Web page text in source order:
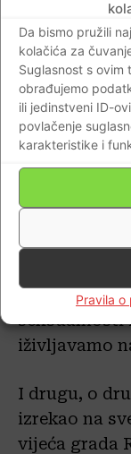
Da bismo pružili
kolačića za
Suglasnost s ovim
obrađujemo
ili jedinstveni ID-
povlačenje
karakteristike i
Pravila o
privatnost
u našim
poštuje
poštuju
mladić
mladića?
sredini svoje
ruku
na sva usta
slobodu i
privatnom
najnižim
seksualnosti
iživljavamo
I drugu, o
izrekao na
vijeća grada